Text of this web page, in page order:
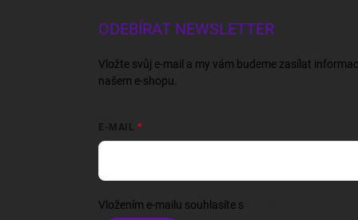
ODEBÍRAT NEWSLETTER
Vložte svůj e-mail a my vám budeme zasílat
našem e-shopu.
E-MAIL
Vložením e-mailu souhlasíte s